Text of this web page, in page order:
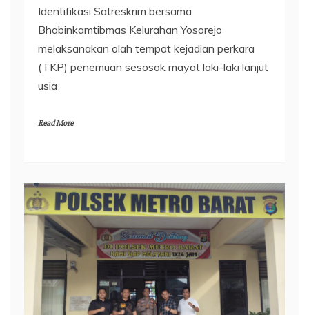
Identifikasi Satreskrim bersama
Bhabinkamtibmas Kelurahan Yosorejo
melaksanakan olah tempat kejadian perkara
(TKP) penemuan sesosok mayat laki-laki lanjut
usia
Read More